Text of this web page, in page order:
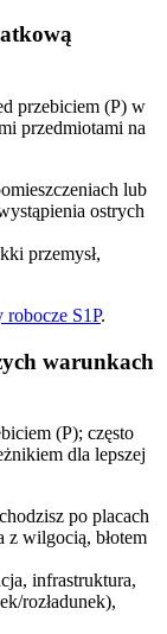
przebiciem (P) w
przedmiotami na
lub
ostrych
przemysł,
robocze S1P.
warunkach
(P); często
dla lepszej
po placach
z wilgocią, błotem
infrastruktura,
rozładunek),